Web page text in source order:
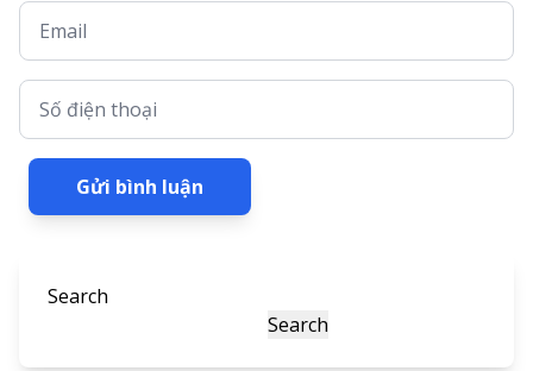
Email
Số điện thoại
Gửi bình luận
Search
Search